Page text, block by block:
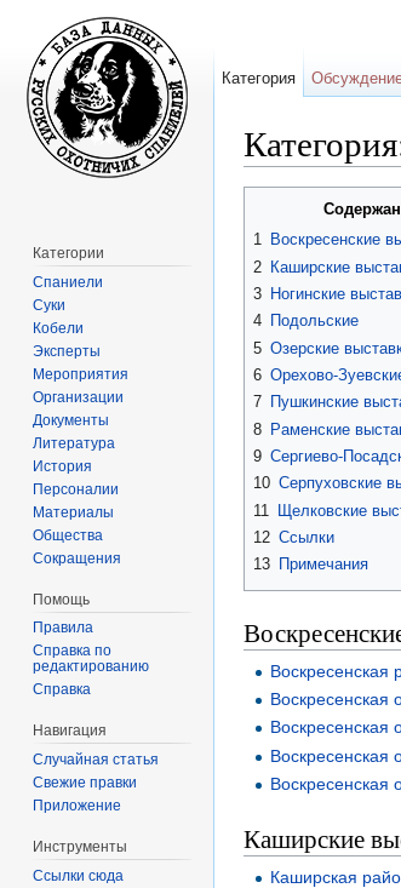
1 Воскресенские
2 Каширские
3 Ногинские
4 Подольские
5 Озерские
6 Орехово-
7 Пушкинские
8 Раменские
9 Сергиево-
10 Серпуховские
11
Щелковские
12 Ссылки
13 Примечания
Воскресенская
Воскресенская
Воскресенская
Воскресенская
Воскресенская
Каширские
Каширская
Категория
Категории
Спаниели
Суки
Кобели
Эксперты
Мероприятия
Организации
Документы
Литература
История
Персоналии
Материалы
Общества
Сокращения
Помощь
Правила
Справка по
редактированию
Справка
Навигация
Случайная статья
Свежие правки
Приложение
Инструменты
Ссылки сюда